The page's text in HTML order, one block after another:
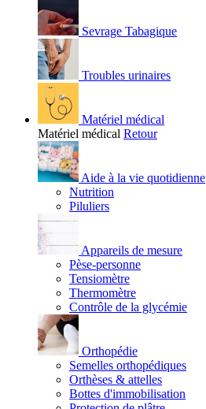
Sevrage Tabagique
Troubles urinaires
Matériel médical
Matériel médical Retour
Aide à la vie quotidienne
Nutrition
Piluliers
Appareils de mesure
Pèse-personne
Tensiomètre
Thermomètre
Contrôle de la glycémie
Orthopédie
Semelles orthopédiques
Orthèses & attelles
Bottes d'immobilisation